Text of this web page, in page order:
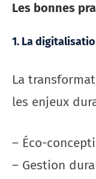
Les bonnes
1. La
La
les enjeux
– Éco-
– Gestion